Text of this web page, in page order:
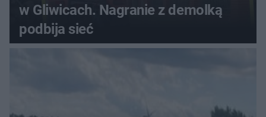
w Gliwicach. Nagranie z demolką
podbija sieć